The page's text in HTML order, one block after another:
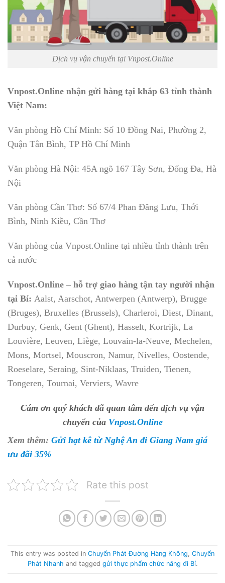
Dịch vụ vận chuyển tại Vnpost.Online
Vnpost.Online nhận gửi hàng tại khắp 63 tỉnh thành
Việt Nam:
Văn phòng Hồ Chí Minh: Số 10 Đồng Nai, Phường 2,
Quận Tân Bình, TP Hồ Chí Minh
Văn phòng Hà Nội: 45A ngõ 167 Tây Sơn, Đống Đa, Hà
Nội
Văn phòng Cần Thơ: Số 67/4 Phan Đăng Lưu, Thới
Bình, Ninh Kiều, Cần Thơ
Văn phòng của Vnpost.Online tại nhiều tỉnh thành trên
cả nước
Vnpost.Online – hỗ trợ giao hàng tận tay người nhận
tại Bỉ: Aalst, Aarschot, Antwerpen (Antwerp), Brugge
(Bruges), Bruxelles (Brussels), Charleroi, Diest, Dinant,
Durbuy, Genk, Gent (Ghent), Hasselt, Kortrijk, La
Louvière, Leuven, Liège, Louvain-la-Neuve, Mechelen,
Mons, Mortsel, Mouscron, Namur, Nivelles, Oostende,
Roeselare, Seraing, Sint-Niklaas, Truiden, Tienen,
Tongeren, Tournai, Verviers, Wavre
Cám ơn quý khách đã quan tâm đến dịch vụ vận
chuyển của Vnpost.Online
Xem thêm: Gửi hạt kê từ Nghệ An đi Giang Nam giá
ưu đãi 35%
Rate this post
This entry was posted in Chuyển Phát Đường Hàng Không, Chuyển
Phát Nhanh and tagged gửi thực phẩm chức năng đi Bỉ.